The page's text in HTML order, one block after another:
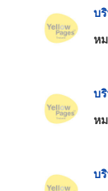
บ
ห
บ
ห
บ